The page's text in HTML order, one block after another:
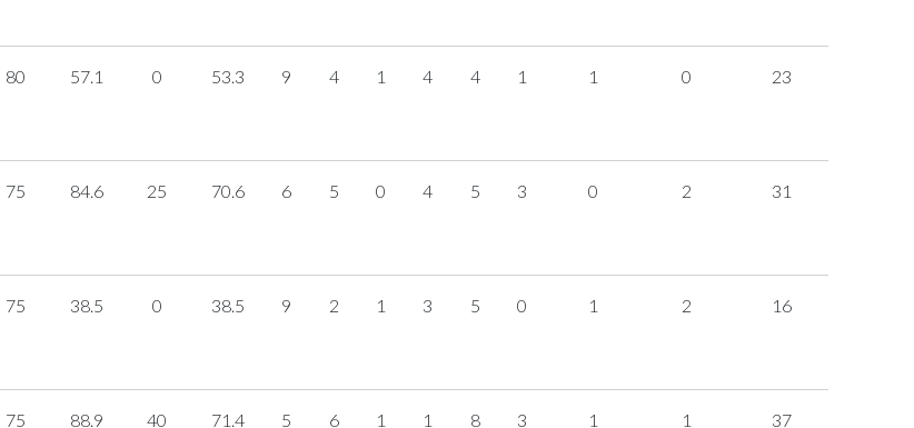
80 57.1 0 53.3 9 4 1 4 4 1 1 0 23
75 84.6 25 70.6 6 5 0 4 5 3 0 2 31
75 38.5 0 38.5 9 2 1 3 5 0 1 2 16
75 88.9 40 71.4 5 6 1 1 8 3 1 1 37